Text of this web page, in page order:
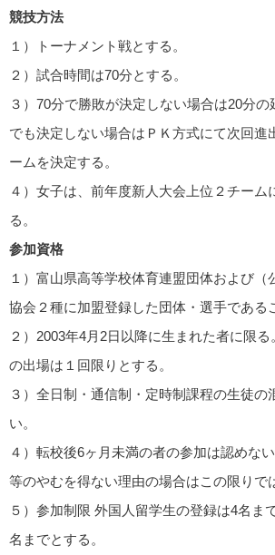
競技方法
１）トーナメント戦とする。
２）試合時間は70分とする。
３）70分で勝敗が決定しない場合は20分
でも決定しない場合はＰＫ方式にて次回進
ームを決定する。
４）女子は、前年度新人大会上位２チーム
る。
参加資格
１）富山県高等学校体育連盟団体および（
協会２種に加盟登録した団体・選手である
２）2003年4月2日以降に生まれた者に限
の出場は１回限りとする。
３）全日制・通信制・定時制課程の生徒の
い。
４）転校後6ヶ月未満の者の参加は認めな
等のやむを得ない理由の場合はこの限りで
５）参加制限 外国人留学生の登録は4名ま
名までとする。